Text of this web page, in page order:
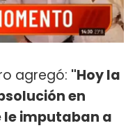
agregó: "Hoy la
en
le imputaban a